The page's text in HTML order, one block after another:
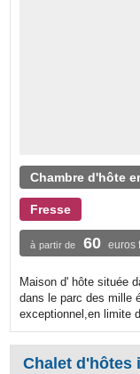
Chambre d'hôte
Fresse
à partir de 60 euros
Maison d' hôte située
dans le parc des mille
exceptionnel,en limite
Chalet d'hôtes